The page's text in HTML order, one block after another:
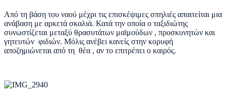
Από τη βάση του ναού μέχρι τις επισκέψιμες σπηλιές απαιτείται μια
ανάβαση με αρκετά σκαλιά. Κατά την οποία ο ταξιδιώτης
συνωστίζεται μεταξύ θρασυτάτων μαϊμούδων , προσκυνητών και
γητευτών φιδιών. Μόλις ανέβει κανείς στην κορυφή
αποζημιώνεται από τη θέα , αν το επιτρέπει ο καιρός.